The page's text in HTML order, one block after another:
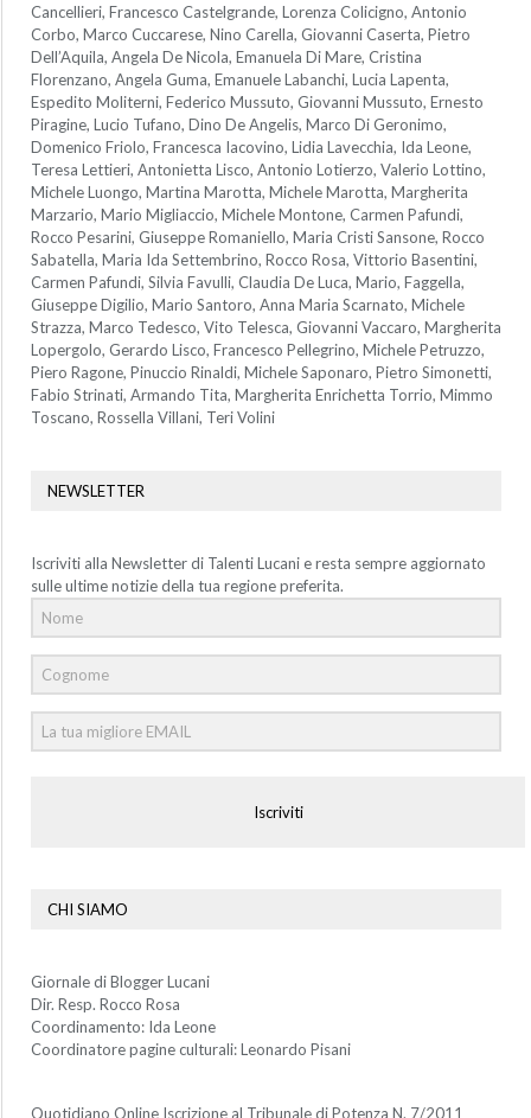
Cancellieri, Francesco Castelgrande, Lorenza Colicigno, Antonio
Corbo, Marco Cuccarese, Nino Carella, Giovanni Caserta, Pietro
Dell’Aquila, Angela De Nicola, Emanuela Di Mare, Cristina
Florenzano, Angela Guma, Emanuele Labanchi, Lucia Lapenta,
Espedito Moliterni, Federico Mussuto, Giovanni Mussuto, Ernesto
Piragine, Lucio Tufano, Dino De Angelis, Marco Di Geronimo,
Domenico Friolo, Francesca Iacovino, Lidia Lavecchia, Ida Leone,
Teresa Lettieri, Antonietta Lisco, Antonio Lotierzo, Valerio Lottino,
Michele Luongo, Martina Marotta, Michele Marotta, Margherita
Marzario, Mario Migliaccio, Michele Montone, Carmen Pafundi,
Rocco Pesarini, Giuseppe Romaniello, Maria Cristi Sansone, Rocco
Sabatella, Maria Ida Settembrino, Rocco Rosa, Vittorio Basentini,
Carmen Pafundi, Silvia Favulli, Claudia De Luca, Mario, Faggella,
Giuseppe Digilio, Mario Santoro, Anna Maria Scarnato, Michele
Strazza, Marco Tedesco, Vito Telesca, Giovanni Vaccaro, Margherita
Lopergolo, Gerardo Lisco, Francesco Pellegrino, Michele Petruzzo,
Piero Ragone, Pinuccio Rinaldi, Michele Saponaro, Pietro Simonetti,
Fabio Strinati, Armando Tita, Margherita Enrichetta Torrio, Mimmo
Toscano, Rossella Villani, Teri Volini
NEWSLETTER
Iscriviti alla Newsletter di Talenti Lucani e resta sempre aggiornato
sulle ultime notizie della tua regione preferita.
Iscriviti
CHI SIAMO
Giornale di Blogger Lucani
Dir. Resp. Rocco Rosa
Coordinamento: Ida Leone
Coordinatore pagine culturali: Leonardo Pisani
Quotidiano Online Iscrizione al Tribunale di Potenza N. 7/2011